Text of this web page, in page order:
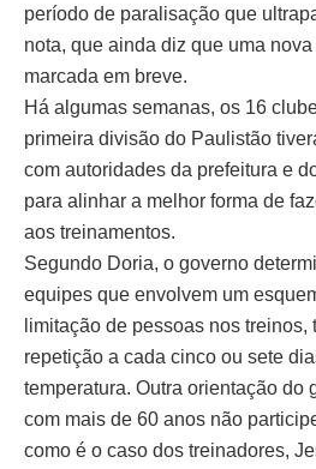
período de paralisação que
nota, que ainda diz que uma
marcada em breve.
Há algumas semanas, os 16
primeira divisão do Paulistão
com autoridades da prefeitura e
para alinhar a melhor forma de
aos treinamentos.
Segundo Doria, o governo
equipes que envolvem um
limitação de pessoas nos
repetição a cada cinco ou sete
temperatura. Outra orientação do
com mais de 60 anos não
como é o caso dos treinadores,